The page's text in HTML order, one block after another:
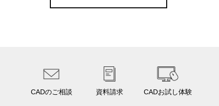
CADのご相談 資料請求 CADお試し体験